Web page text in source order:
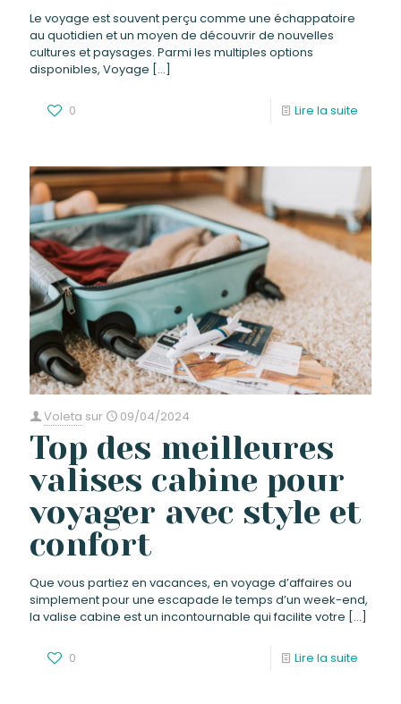
Le voyage est souvent perçu comme une échappatoire
au quotidien et un moyen de découvrir de nouvelles
cultures et paysages. Parmi les multiples options
disponibles, Voyage […]
0 Lire la suite
Voleta sur 09/04/2024
Top des meilleures
valises cabine pour
voyager avec style et
confort
Que vous partiez en vacances, en voyage d’affaires ou
simplement pour une escapade le temps d’un week-end,
la valise cabine est un incontournable qui facilite votre […]
0 Lire la suite